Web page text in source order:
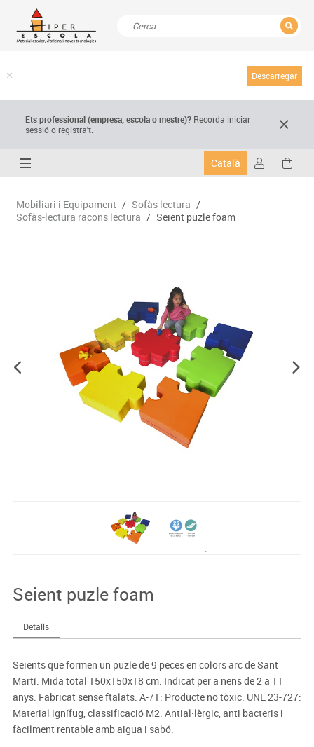
Descarregar
Ets professional (empresa,escola o mestre)? Recorda iniciar
sessió o registra't.
Català
Mobiliari i Equipament / Sofàs lectura /
Sofàs-lectura racons lectura / Seient puzle foam
Seient puzle foam
Detalls
Seients que formen un puzle de 9 peces en colors arc de Sant
Martí. Mida total 150x150x18 cm. Indicat per a nens de 2 a 11
anys. Fabricat sense ftalats. A-71: Producte no tòxic. UNE 23-727:
Material ignífug, classificació M2. Antial·lèrgic, anti bacteris i
fàcilment rentable amb aigua i sabó.